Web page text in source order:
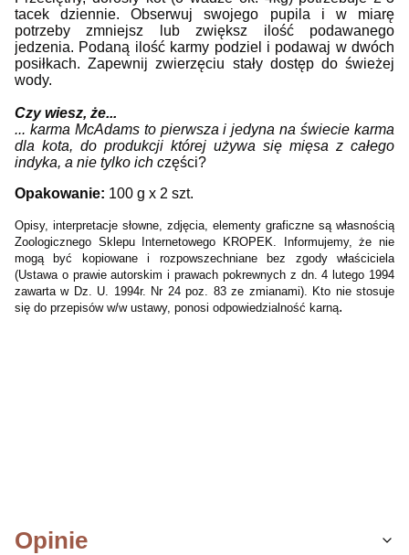
tacek dziennie. Obserwuj swojego pupila i w miarę
potrzeby zmniejsz lub zwiększ ilość podawanego
jedzenia. Podaną ilość karmy podziel i podawaj w dwóch
posiłkach. Zapewnij zwierzęciu stały dostęp do świeżej
wody.
Czy wiesz, że...
... karma McAdams to pierwsza i jedyna na świecie karma
dla kota, do produkcji której używa się mięsa z całego
indyka, a nie tylko ich części?
Opakowanie: 100 g x 2 szt.
Opisy, interpretacje słowne, zdjęcia, elementy graficzne są własnością
Zoologicznego Sklepu Internetowego KROPEK. Informujemy, że nie
mogą być kopiowane i rozpowszechniane bez zgody właściciela
(Ustawa o prawie autorskim i prawach pokrewnych z dn. 4 lutego 1994
zawarta w Dz. U. 1994r. Nr 24 poz. 83 ze zmianami). Kto nie stosuje
się do przepisów w/w ustawy, ponosi odpowiedzialność karną.
Opinie